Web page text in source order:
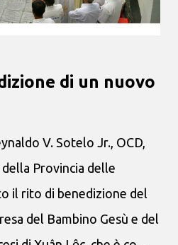
di un nuovo
V. Sotelo Jr., OCD,
Provincia delle
il rito di benedizione del
del Bambino Gesù e del